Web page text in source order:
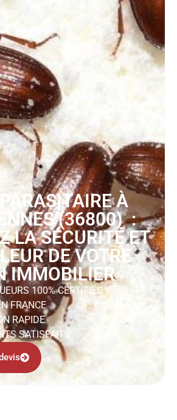
À
(36800) :
LA SÉCURITÉ ET
DE VOTRE
IMMOBILIER
100% CERTIFIÉS
FRANCE
RAPIDE
SATISFAITS